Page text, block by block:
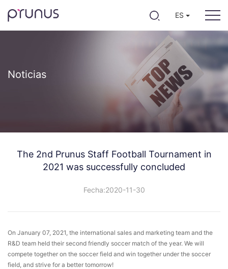
ES
Noticias
The 2nd Prunus Staff Football Tournament in
2021 was successfully concluded
Fecha:2020-11-30
On January 07, 2021, the international sales and marketing team and the
R&D team held their second friendly soccer match of the year. We will
compete together on the soccer field and win together under the soccer
field, and strive for a better tomorrow!